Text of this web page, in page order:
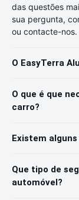
das questões
sua pergunta,
ou contacte-nos.
O EasyTerra
O que é que
carro?
Existem
Que tipo de
automóvel?